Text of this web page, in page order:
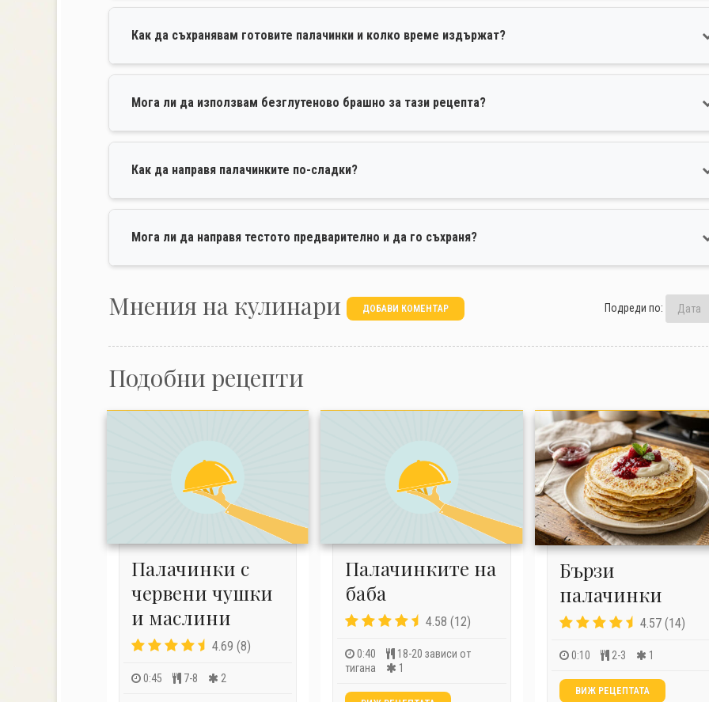
Как да съхранявам готовите палачинки и колко време издържат?
Мога ли да използвам безглутеново брашно за тази рецепта?
Как да направя палачинките по-сладки?
Мога ли да направя тестото предварително и да го съхраня?
Mнения на кулинари ДОБАВИ КОМЕНТАР Подреди по:
Подобни рецепти
Палачинки с
червени чушки
и маслини
4.69 (8)
0:45 7-8 2
Палачинките на
баба
4.58 (12)
0:40
18-20 зависи от
тигана
1
Бързи
палачинки
4.57 (14)
0:10 2-3 1
ВИЖ РЕЦЕПТАТА